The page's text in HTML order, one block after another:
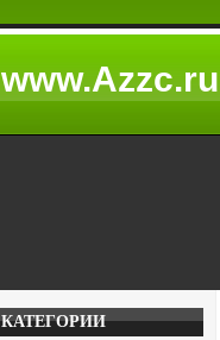
www.Azzc.ru
КАТЕГОРИИ